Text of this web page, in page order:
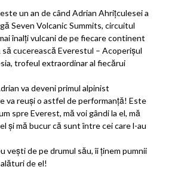
un an de când Adrian Ahrițculesei a
Seven Volcanic Summits, circuitul
înalți vulcani de pe fiecare continent
să cucerească Everestul – Acoperișul
trofeul extraordinar al fiecărui
va deveni primul alpinist
va reuși o astfel de performanță! Este
spre Everest, mă voi gândi la el, mă
și mă bucur că sunt între cei care l-au
vești de pe drumul său, îi ținem pumnii
de el!